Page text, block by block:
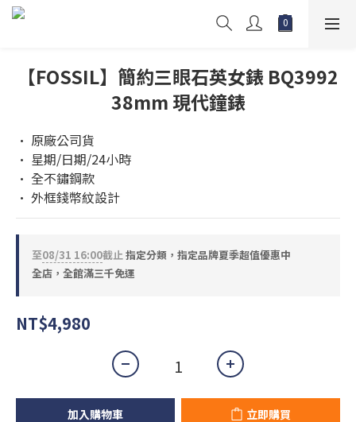
【FOSSIL】簡約三眼石英女錶 BQ3992
38mm 現代鐘錶
• 原廠公司貨
• 星期/日期/24小時
• 全不鏽鋼款
• 外框錢幣紋設計
至08/31 16:00截止指定分類，指定品牌夏季超值優惠中
全店，全館滿三千免運
NT$4,980
加入購物車 立即購買